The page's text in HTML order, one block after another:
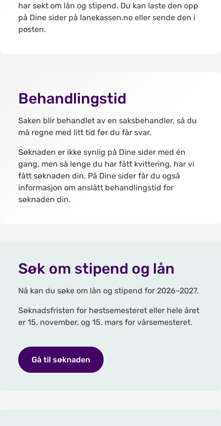
har søkt om lån og stipend. Du kan laste den opp
på Dine sider på lanekassen.no eller sende den i
posten.
Behandlingstid
Saken blir behandlet av en saksbehandler, så du
må regne med litt tid før du får svar.
Søknaden er ikke synlig på Dine sider med én
gang, men så lenge du har fått kvittering, har vi
fått søknaden din. På Dine sider får du også
informasjon om anslått behandlingstid for
søknaden din.
Søk om stipend og lån
Nå kan du søke om lån og stipend for 2026–2027.
Søknadsfristen for høstsemesteret eller hele året
er 15. november, og 15. mars for vårsemesteret.
Gå til søknaden